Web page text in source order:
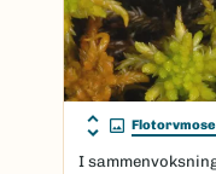
Flotorvmose
I